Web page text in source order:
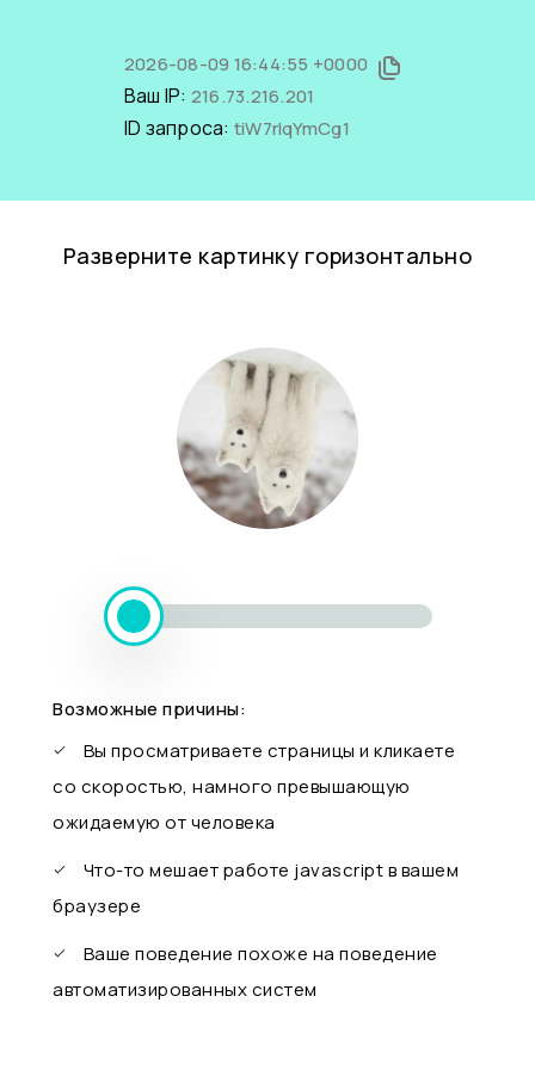
2026-08-09 16:44:55 +0000
Ваш IP: 216.73.216.201
ID запроса: tiW7rlqYmCg1
Разверните картинку горизонтально
Возможные причины:
Вы просматриваете страницы и кликаете
со скоростью, намного превышающую
ожидаемую от человека
Что-то мешает работе javascript в вашем
браузере
Ваше поведение похоже на поведение
автоматизированных систем